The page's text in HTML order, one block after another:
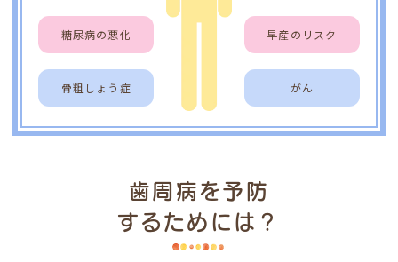
糖尿病の悪化
骨粗しょう症
早産のリスク
がん
歯周病を予防
するためには？